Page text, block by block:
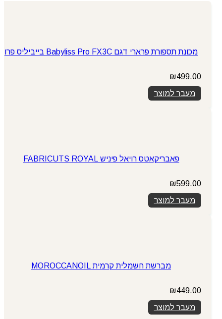
מכונת תספורת פרארי דגם Babyliss Pro FX3C בייביליס פרו
₪499.00
מעבר למוצר
פאבריקאטס רויאל פיניש FABRICUTS ROYAL
₪599.00
מעבר למוצר
מברשת חשמלית קרמית MOROCCANOIL
₪449.00
מעבר למוצר